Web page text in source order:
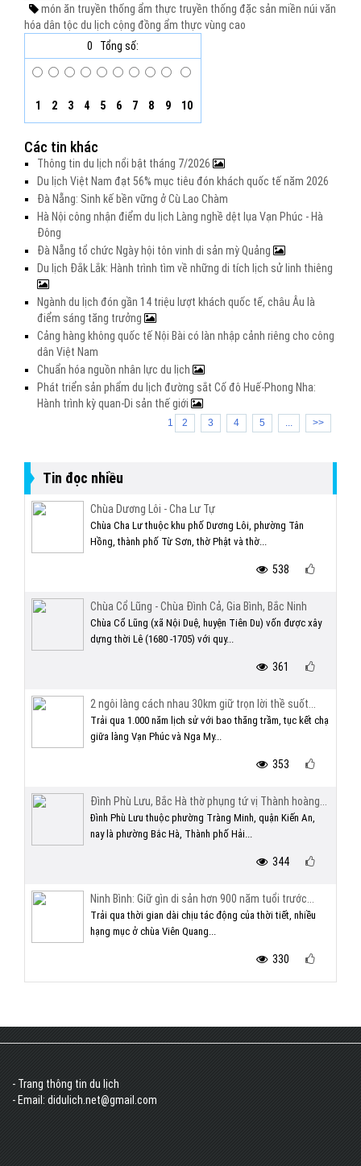
món ăn truyền thống ẩm thực truyền thống đặc sản miền núi văn
hóa dân tộc du lịch cộng đồng ẩm thực vùng cao
0
Tổng số:
1 2 3 4 5 6 7 8 9 10
Các tin khác
Thông tin du lịch nổi bật tháng 7/2026
Du lịch Việt Nam đạt 56% mục tiêu đón khách quốc tế năm 2026
Đà Nẵng: Sinh kế bền vững ở Cù Lao Chàm
Hà Nội công nhận điểm du lịch Làng nghề dệt lụa Vạn Phúc - Hà
Đông
Đà Nẵng tổ chức Ngày hội tôn vinh di sản mỳ Quảng
Du lịch Đắk Lắk: Hành trình tìm về những di tích lịch sử linh thiêng
Ngành du lịch đón gần 14 triệu lượt khách quốc tế, châu Âu là
điểm sáng tăng trưởng
Cảng hàng không quốc tế Nội Bài có làn nhập cảnh riêng cho công
dân Việt Nam
Chuẩn hóa nguồn nhân lực du lịch
Phát triển sản phẩm du lịch đường sắt Cố đô Huế-Phong Nha:
Hành trình kỳ quan-Di sản thế giới
1 2 3 4 5 ... >>
Tin đọc nhiều
Chùa Dương Lôi - Cha Lư Tự
Chùa Cha Lư thuộc khu phố Dương Lôi, phường Tân
Hồng, thành phố Từ Sơn, thờ Phật và thờ...
538
Chùa Cổ Lũng - Chùa Đình Cả, Gia Bình, Bắc Ninh
Chùa Cổ Lũng (xã Nội Duệ, huyện Tiên Du) vốn được xây
dựng thời Lê (1680 -1705) với quy...
361
2 ngôi làng cách nhau 30km giữ trọn lời thề suốt...
Trải qua 1.000 năm lịch sử với bao thăng trầm, tục kết chạ
giữa làng Vạn Phúc và Nga My...
353
Đình Phù Lưu, Bắc Hà thờ phụng tứ vị Thành hoàng...
Đình Phù Lưu thuộc phường Tràng Minh, quận Kiến An,
nay là phường Bắc Hà, Thành phố Hải...
344
Ninh Bình: Giữ gìn di sản hơn 900 năm tuổi trước...
Trải qua thời gian dài chịu tác động của thời tiết, nhiều
hạng mục ở chùa Viên Quang...
330
- Trang thông tin du lịch
- Email: didulich.net@gmail.com